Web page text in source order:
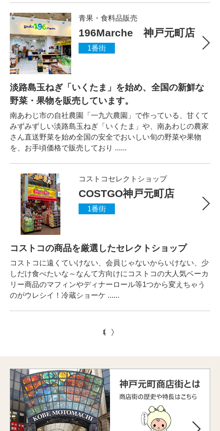
青果・食料品販売
196Marche 神戸元町店
1番街
淡路島玉ねぎ「いくたま」を始め、全国の新鮮な
野菜・果物を販売しています。
南あわじ市の自社農園「一九六農園」で作っている、甘くて
みずみずしい淡路島玉ねぎ「いくたま」や、南あわじの農家
さん直送野菜を始め全国の安全でおいしい旬の野菜や果物
を、お手頃価格で販売しており ......
コストコセレクトショップ
COSTGO神戸元町店
1番街
コストコの商品を厳選したセレクトショップ
コストコに遠くていけない、会員じゃないからいけない、少
しだけ食べたいな～なんて方向けにコストコの大人気ベーカ
リー商品のマフィンやディナーロール等1つから変えちゃう
のがウレシイ！冷蔵ショーケ ......
1